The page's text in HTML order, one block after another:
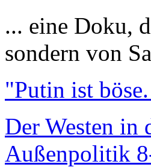
... eine Doku,
sondern von
"Putin ist
Der Westen in
Außenpolitik